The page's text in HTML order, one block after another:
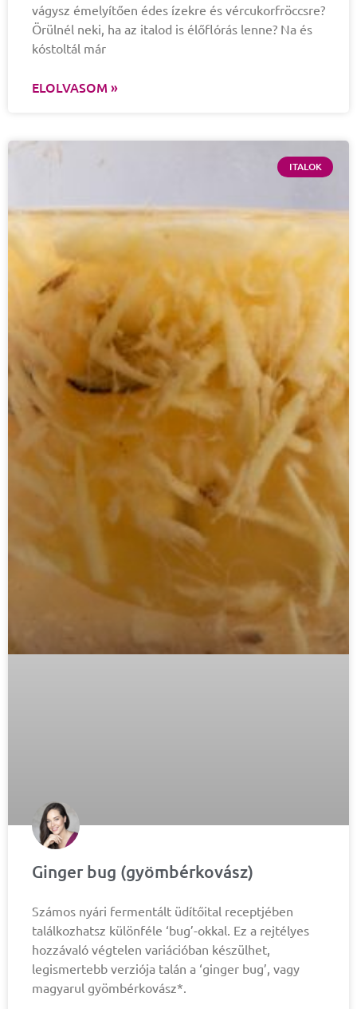
vágysz émelyítően édes ízekre és vércukorfröccsre?
Örülnél neki, ha az italod is élőflórás lenne? Na és
kóstoltál már
ELOLVASOM »
ITALOK
Ginger bug (gyömbérkovász)
Számos nyári fermentált üdítőital receptjében
találkozhatsz különféle ‘bug’-okkal. Ez a rejtélyes
hozzávaló végtelen variációban készülhet,
legismertebb verziója talán a ‘ginger bug’, vagy
magyarul gyömbérkovász*.